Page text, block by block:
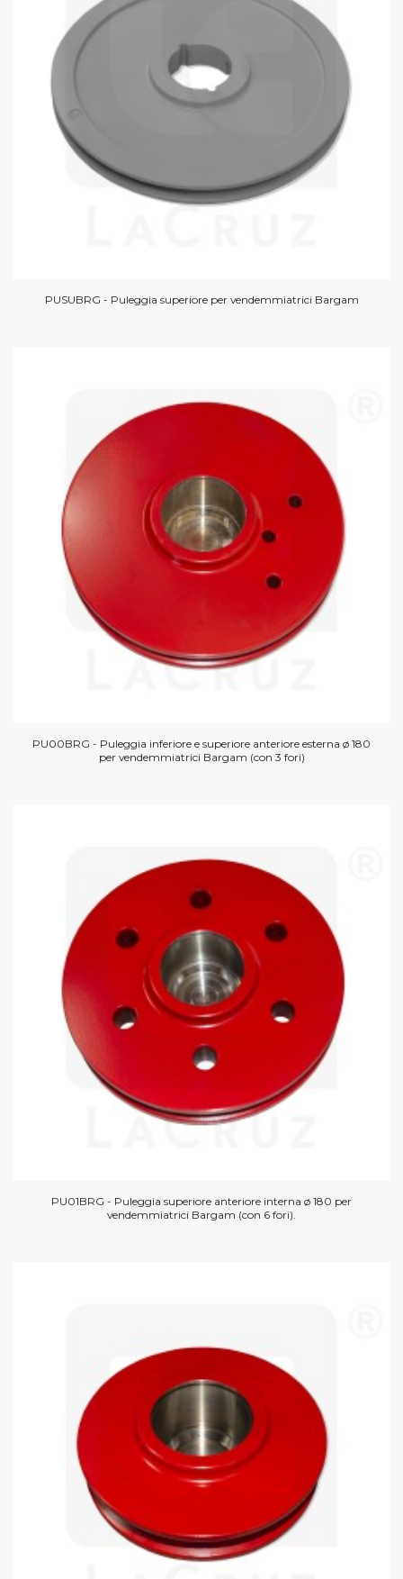
PUSUBRG - Puleggia superiore per vendemmiatrici Bargam
PU00BRG - Puleggia inferiore e superiore anteriore esterna ø 180
per vendemmiatrici Bargam (con 3 fori)
PU01BRG - Puleggia superiore anteriore interna ø 180 per
vendemmiatrici Bargam (con 6 fori).